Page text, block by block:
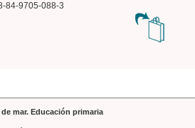
84-9705-088-3
mar. Educación primaria